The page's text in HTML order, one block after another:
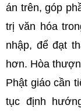
án trên, góp
trị văn hóa
nhập, để đạt
hơn. Hòa
Phật giáo cần
tục định